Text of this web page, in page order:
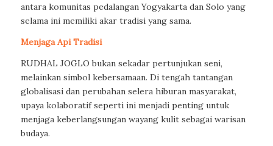
antara komunitas pedalangan Yogyakarta dan Solo yang
selama ini memiliki akar tradisi yang sama.
Menjaga Api Tradisi
RUDHAL JOGLO bukan sekadar pertunjukan seni,
melainkan simbol kebersamaan. Di tengah tantangan
globalisasi dan perubahan selera hiburan masyarakat,
upaya kolaboratif seperti ini menjadi penting untuk
menjaga keberlangsungan wayang kulit sebagai warisan
budaya.